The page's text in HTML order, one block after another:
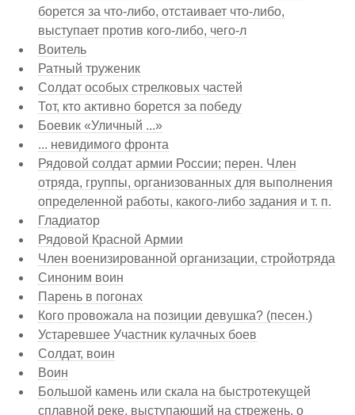
борется за что-либо, отстаивает что-либо,
выступает против кого-либо, чего-л
Воитель
Ратный труженик
Солдат особых стрелковых частей
Тот, кто активно борется за победу
Боевик «Уличный ...»
... невидимого фронта
Рядовой солдат армии России; перен. Член
отряда, группы, организованных для выполнения
определенной работы, какого-либо задания и т. п.
Гладиатор
Рядовой Красной Армии
Член военизированной организации, стройотряда
Синоним воин
Парень в погонах
Кого провожала на позиции девушка? (песен.)
Устаревшее Участник кулачных боев
Солдат, воин
Воин
Большой камень или скала на быстротекущей
сплавной реке, выступающий на стрежень, о